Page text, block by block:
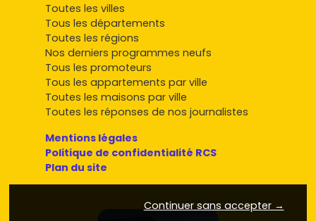
Toutes les villes
Tous les départements
Toutes les régions
Nos derniers programmes neufs
Tous les promoteurs
Tous les appartements par ville
Toutes les maisons par ville
Toutes les réponses de nos journalistes
Mentions légales
Politique de confidentialité RCS
Plan du site
Continuer sans accepter →